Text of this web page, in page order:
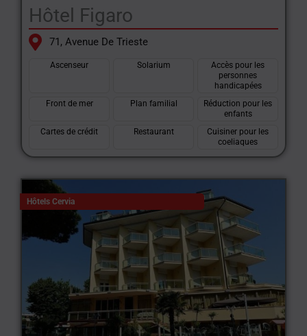
Hôtel Figaro
71, Avenue De Trieste
Ascenseur Solarium
Accès pour les
personnes
handicapées
Front de mer
Plan familial
Réduction pour les
enfants
Cartes de crédit
Restaurant
Cuisiner pour les
coeliaques
Hôtels Cervia